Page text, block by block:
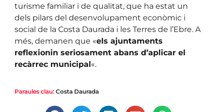
turisme familiar i de qualitat, que ha estat un
dels pilars del desenvolupament econòmic i
social de la Costa Daurada i les Terres de l’Ebre. A
més, demanen que «els ajuntaments
reflexionin seriosament abans d’aplicar el
recàrrec municipal«.
Paraules clau: Costa Daurada